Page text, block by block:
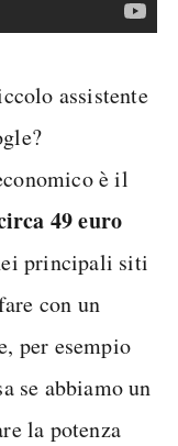
assistente
è il
49 euro
principali siti
con un
per esempio
se abbiamo un
la potenza